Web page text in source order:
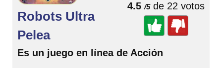
4.5 /5de 22 votos
Robots Ultra
Pelea
Es un juego en línea de Acción